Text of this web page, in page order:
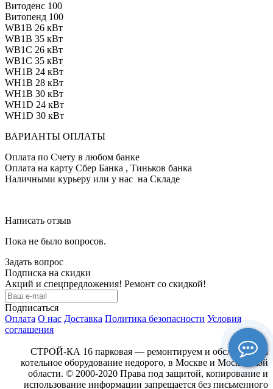
Витоденс 100
Витопенд 100
WB1B 26 кВт
WB1B 35 кВт
WB1C 26 кВт
WB1C 35 кВт
WH1B 24 кВт
WH1B 28 кВт
WH1B 30 кВт
WH1D 24 кВт
WH1D 30 кВт
ВАРИАНТЫ ОПЛАТЫ
Оплата по Счету в любом банке
Оплата на карту Сбер Банка , Тиньков банка
Наличными курьеру или у нас на Складе
Написать отзыв
Пока не было вопросов.
Задать вопрос
Подписка на скидки
Акций и спецпредложения! Ремонт со скидкой!
Подписаться
Оплата О нас Доставка Политика безопасности Условия
соглашения
СТРОЙ-КА 16 парковая — ремонтируем и обслуживаем
котельное оборудование недорого, в Москве и Московской
области. © 2000-2020 Права под защитой, копирование и
использование информации запрещается без письменного